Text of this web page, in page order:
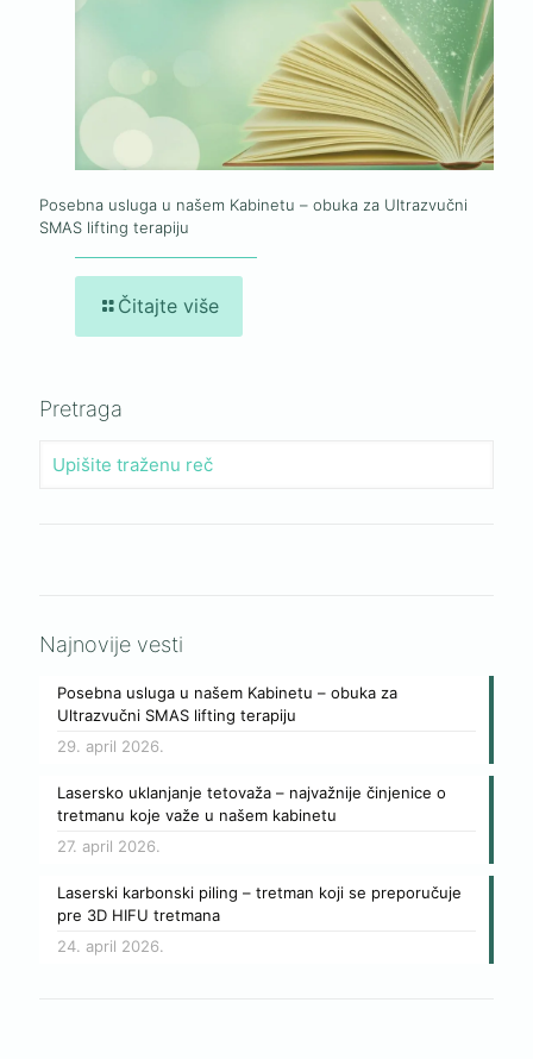
Posebna usluga u našem Kabinetu – obuka za Ultrazvučni
SMAS lifting terapiju
Čitajte više
Pretraga
Najnovije vesti
Posebna usluga u našem Kabinetu – obuka za
Ultrazvučni SMAS lifting terapiju
29. april 2026.
Lasersko uklanjanje tetovaža – najvažnije činjenice o
tretmanu koje važe u našem kabinetu
27. april 2026.
Laserski karbonski piling – tretman koji se preporučuje
pre 3D HIFU tretmana
24. april 2026.